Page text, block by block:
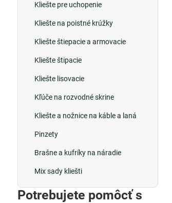
Kliešte pre uchopenie
Kliešte na poistné krúžky
Kliešte štiepacie a armovacie
Kliešte štipacie
Kliešte lisovacie
Kľúče na rozvodné skrine
Kliešte a nožnice na káble a laná
Pinzety
Brašne a kufríky na náradie
Mix sady kliešti
Potrebujete pomôcť s